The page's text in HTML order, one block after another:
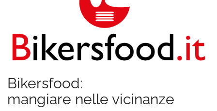
Bikersfood:
mangiare nelle vicinanze